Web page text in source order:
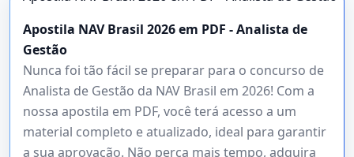
Apostila NAV Brasil 2026 em PDF - Analista de
Gestão
Nunca foi tão fácil se preparar para o concurso de
Analista de Gestão da NAV Brasil em 2026! Com a
nossa apostila em PDF, você terá acesso a um
material completo e atualizado, ideal para garantir
a sua aprovação. Não perca mais tempo, adquira